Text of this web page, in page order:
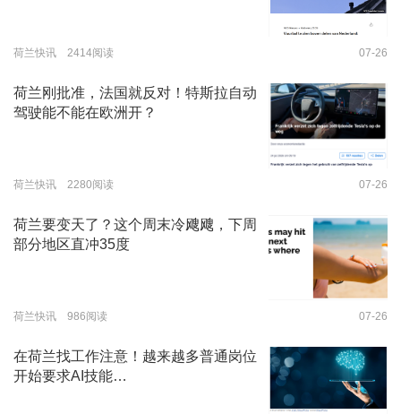
荷兰快讯 2414阅读 07-26
荷兰刚批准，法国就反对！特斯拉自动
驾驶能不能在欧洲开？
荷兰快讯 2280阅读 07-26
荷兰要变天了？这个周末冷飕飕，下周
部分地区直冲35度
荷兰快讯 986阅读 07-26
在荷兰找工作注意！越来越多普通岗位
开始要求AI技能…